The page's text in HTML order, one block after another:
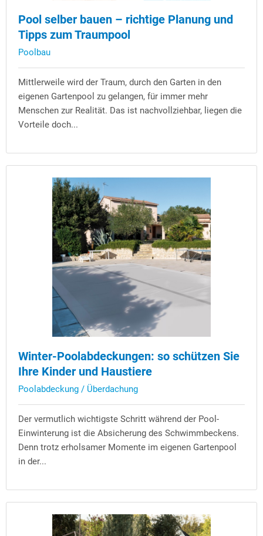
Pool selber bauen – richtige Planung und
Tipps zum Traumpool
Poolbau
Mittlerweile wird der Traum, durch den Garten in den
eigenen Gartenpool zu gelangen, für immer mehr
Menschen zur Realität. Das ist nachvollziehbar, liegen die
Vorteile doch...
Winter-Poolabdeckungen: so schützen Sie
Ihre Kinder und Haustiere
Poolabdeckung / Überdachung
Der vermutlich wichtigste Schritt während der Pool-
Einwinterung ist die Absicherung des Schwimmbeckens.
Denn trotz erholsamer Momente im eigenen Gartenpool
in der...